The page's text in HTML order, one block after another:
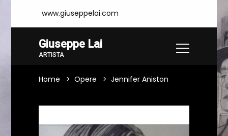
www.giuseppelai.com
Giuseppe Lai
ARTISTA
Home Opere Jennifer Aniston